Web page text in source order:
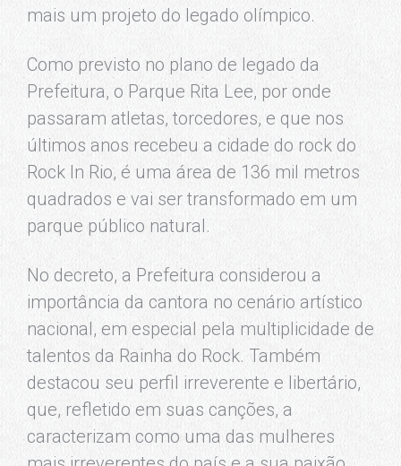
mais um projeto do legado olímpico.
Como previsto no plano de legado da
Prefeitura, o Parque Rita Lee, por onde
passaram atletas, torcedores, e que nos
últimos anos recebeu a cidade do rock do
Rock In Rio, é uma área de 136 mil metros
quadrados e vai ser transformado em um
parque público natural.
No decreto, a Prefeitura considerou a
importância da cantora no cenário artístico
nacional, em especial pela multiplicidade de
talentos da Rainha do Rock. Também
destacou seu perfil irreverente e libertário,
que, refletido em suas canções, a
caracterizam como uma das mulheres